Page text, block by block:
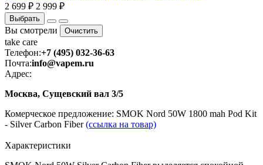
2 699 ₽ 2 999 ₽
Выбрать
Вы смотрели Очистить
take care
Телефон:+7 (495) 032-36-63
Почта:info@vapem.ru
Адрес:
Москва, Сущевский вал 3/5
Комерческое предложение: SMOK Nord 50W 1800 mah Pod Kit
- Silver Carbon Fiber(ссылка на товар)
Характеристики